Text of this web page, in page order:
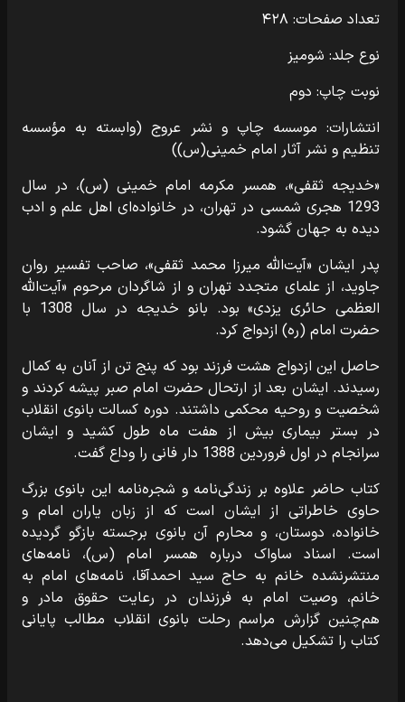
تعداد صفحات: ۴۲۸
نوع جلد: شومیز
نوبت چاپ: دوم
انتشارات: موسسه چاپ و نشر عروج (وابسته به مؤسسه
تنظیم و نشر آثار امام خمینی(س))
«خدیجه ثقفی»، همسر مکرمه امام خمینی (س)، در سال
1293 هجری شمسی در تهران، در خانواده‌ای اهل علم و ادب
دیده به جهان گشود.
پدر ایشان «آیت‌الله میرزا محمد ثقفی»، صاحب تفسیر روان
جاوید، از علمای متجدد تهران و از شاگردان مرحوم «آیت‌الله
العظمی حائری یزدی» بود. بانو خدیجه در سال 1308 با
حضرت امام (ره) ازدواج کرد.
حاصل این ازدواج هشت فرزند بود که پنج تن از آنان به کمال
رسیدند. ایشان بعد از ارتحال حضرت امام صبر پیشه کردند و
شخصیت و روحیه محکمی داشتند. دوره کسالت بانوی انقلاب
در بستر بیماری بیش از هفت ماه طول کشید و ایشان
سرانجام در اول فروردین 1388 دار فانی را وداع گفت.
کتاب حاضر علاوه بر زندگی‌نامه و شجره‌نامه این بانوی بزرگ
حاوی خاطراتی از ایشان است که از زبان یاران امام و
خانواده، دوستان، و محارم آن بانوی برجسته بازگو گردیده
است. اسناد ساواک درباره همسر امام (س)، نامه‌های
منتشرنشده خانم به حاج سید احمدآقا، نامه‌های امام به
خانم، وصیت امام به فرزندان در رعایت حقوق مادر و
هم‌چنین گزارش مراسم رحلت بانوی انقلاب مطالب پایانی
کتاب را تشکیل می‌دهد.